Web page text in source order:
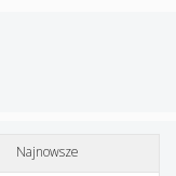
Najnowsze